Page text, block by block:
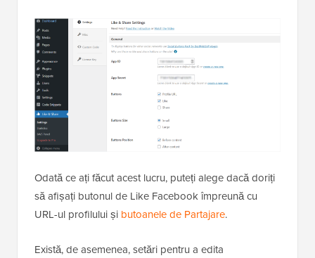
Odată ce ați făcut acest lucru, puteți alege dacă doriți
să afișați butonul de Like Facebook împreună cu
URL-ul profilului și butoanele de Partajare.
Există, de asemenea, setări pentru a edita